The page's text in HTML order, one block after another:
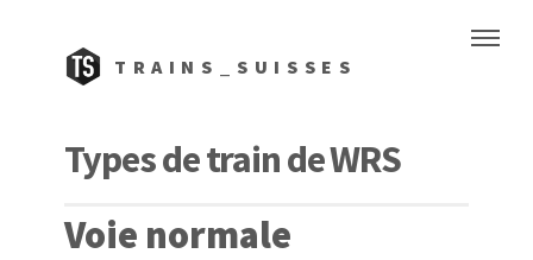
TRAINS_SUISSES
Types de train de WRS
Voie normale